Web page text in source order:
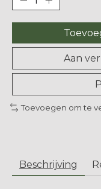
Aan
Toevoegen om te
Beschrijving